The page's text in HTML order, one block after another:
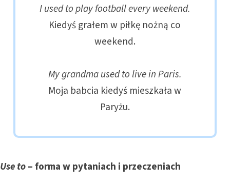
I used to play football every weekend.
Kiedyś grałem w piłkę nożną co
weekend.
My grandma used to live in Paris.
Moja babcia kiedyś mieszkała w
Paryżu.
Use to– forma w pytaniach i przeczeniach